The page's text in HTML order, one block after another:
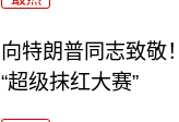
向特朗普同志致敬
“超级抹红大赛”